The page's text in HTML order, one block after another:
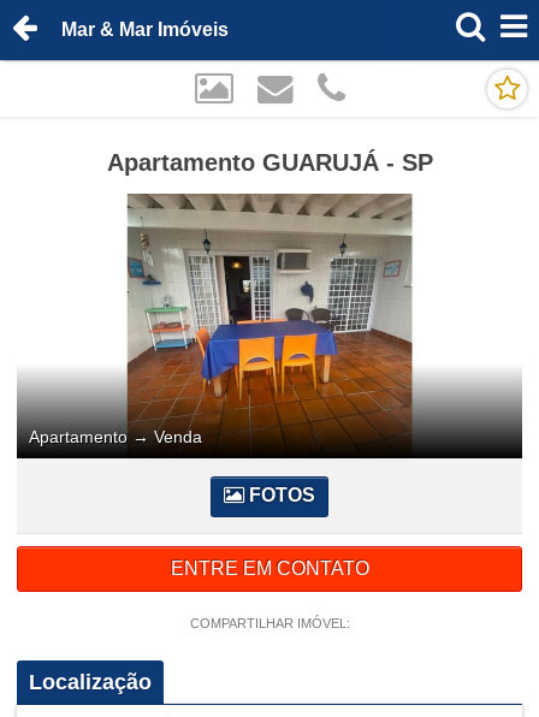
Mar & Mar Imóveis
Apartamento GUARUJÁ - SP
Apartamento→Venda
FOTOS
ENTRE EM CONTATO
COMPARTILHAR IMÓVEL:
Localização